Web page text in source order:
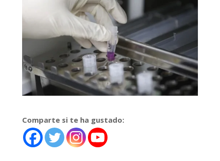
Comparte si te ha gustado: